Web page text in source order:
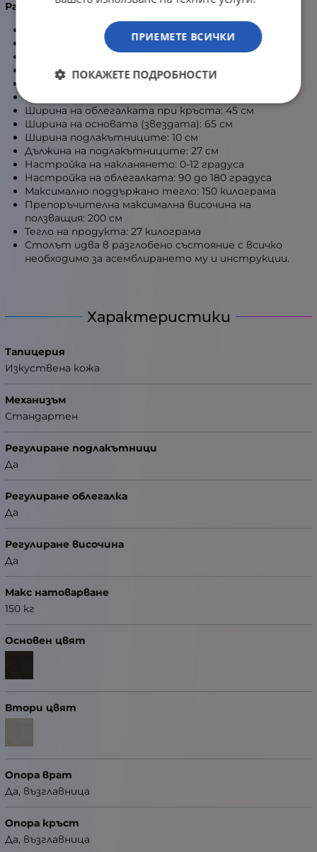
Размери и физически характеристики :
Височина: 122.5 - 130 см
Височина на облегалката: 80 см
Ширина на седалката: 52 см
Дълбочина на седалката: 52.5 см
Ширина на облегалката при раменете: 55 см
Ширина на облегалката при кръста: 45 см
Ширина на основата (звездата): 65 см
Ширина подлакътниците: 10 см
Дължина на подлакътниците: 27 см
Настройка на накланянето: 0-12 градуса
Настройка на облегалката: 90 до 180 градуса
Максимално поддържано тегло: 150 килограма
Препоръчителна максимална височина на
ползващия: 200 см
Тегло на продукта: 27 килограма
Столът идва в разглобено състояние с всичко
необходимо за асемблирането му и инструкции.
Характеристики
Тапицерия
Изкуствена кожа
Механизъм
Стандартен
Регулиране подлакътници
Да
Регулиране облегалка
Да
Регулиране височина
Да
Макс натоварване
150 кг
Основен цвят
Втори цвят
Опора врат
Да, възглавница
Опора кръст
Да, възглавница
ПРИЕМЕТЕ ВСИЧКИ
ПОКАЖЕТЕ ПОДРОБНОСТИ